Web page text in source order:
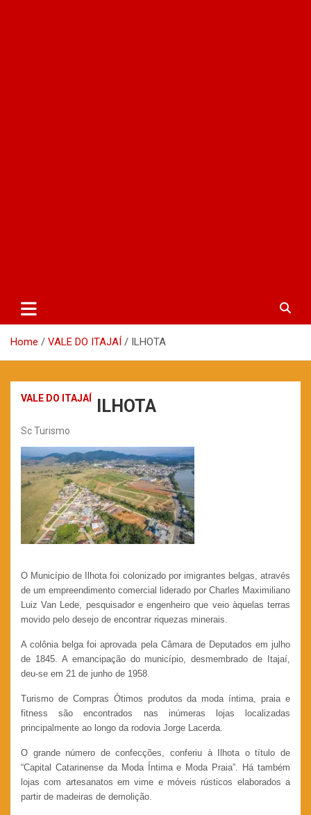
Home VALE DO ITAJAÍ ILHOTA
VALE DO ITAJAÍ ILHOTA
Sc Turismo
O Município de Ilhota foi colonizado por imigrantes belgas, através
de um empreendimento comercial liderado por Charles Maximiliano
Luiz Van Lede, pesquisador e engenheiro que veio àquelas terras
movido pelo desejo de encontrar riquezas minerais.
A colônia belga foi aprovada pela Câmara de Deputados em julho
de 1845. A emancipação do município, desmembrado de Itajaí,
deu-se em 21 de junho de 1958.
Turismo de Compras Ótimos produtos da moda íntima, praia e
fitness são encontrados nas inúmeras lojas localizadas
principalmente ao longo da rodovia Jorge Lacerda.
O grande número de confecções, conferiu à Ilhota o título de
“Capital Catarinense da Moda Íntima e Moda Praia”. Há também
lojas com artesanatos em vime e móveis rústicos elaborados a
partir de madeiras de demolição.